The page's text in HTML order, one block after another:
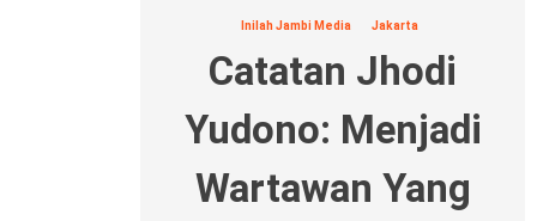
Inilah Jambi Media Jakarta
Catatan Jhodi
Yudono: Menjadi
Wartawan Yang